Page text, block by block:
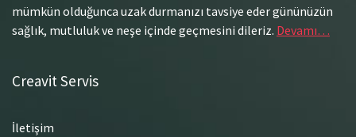
mümkün olduğunca uzak durmanızı tavsiye eder gününüzün
sağlık, mutluluk ve neşe içinde geçmesini dileriz. Devamı…
Creavit Servis
İletişim